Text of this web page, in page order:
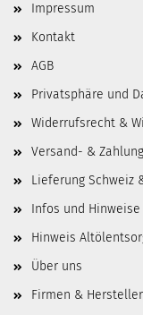
Impressum
Kontakt
AGB
Privatsphäre und
Widerrufsrecht &
Versand- &
Lieferung Schweiz
Infos und Hinweise
Hinweis
Über uns
Firmen & Hersteller